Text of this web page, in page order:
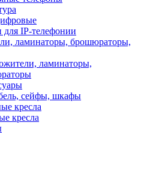
IP-телефонии
ламинаторы, брошюраторы,
ламинаторы,
сейфы, шкафы
кресла
кресла